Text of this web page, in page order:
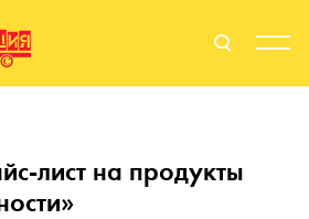
Партнером
лист на продукты